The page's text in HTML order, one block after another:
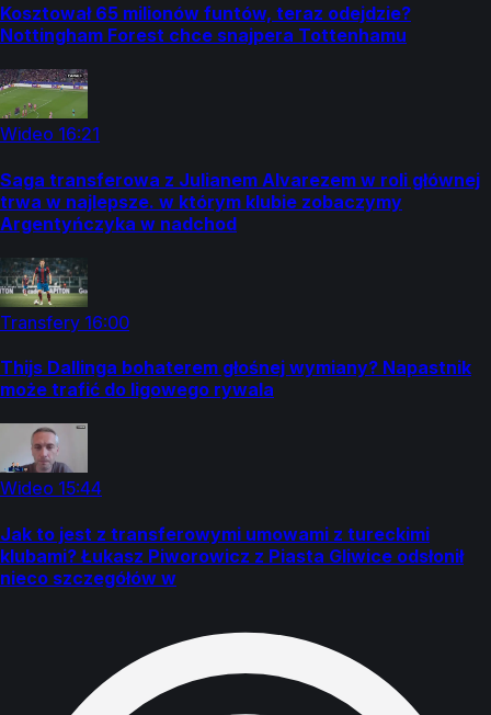
Kosztował 65 milionów funtów, teraz odejdzie?
Nottingham Forest chce snajpera Tottenhamu
Wideo 16:21
Saga transferowa z Julianem Alvarezem w roli głównej
trwa w najlepsze. w którym klubie zobaczymy
Argentyńczyka w nadchod
Transfery 16:00
Thijs Dallinga bohaterem głośnej wymiany? Napastnik
może trafić do ligowego rywala
Wideo 15:44
Jak to jest z transferowymi umowami z tureckimi
klubami? Łukasz Piworowicz z Piasta Gliwice odsłonił
nieco szczegółów w